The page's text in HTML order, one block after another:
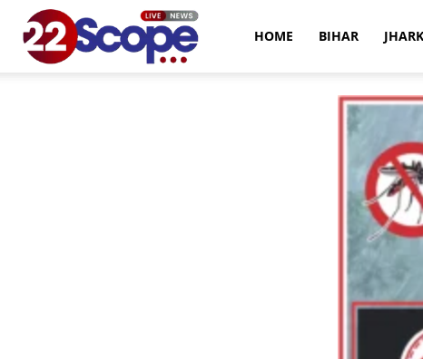
HOME BIHAR